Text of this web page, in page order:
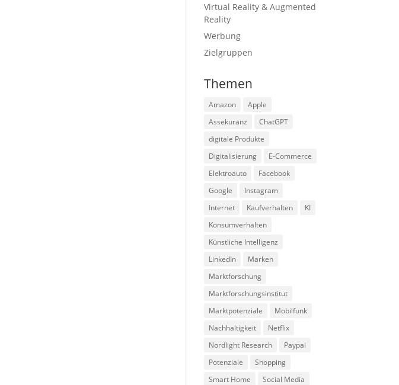
Virtual Reality & Augmented
Reality
Werbung
Zielgruppen
Themen
Amazon
Apple
Assekuranz
ChatGPT
digitale Produkte
Digitalisierung
E-Commerce
Elektroauto
Facebook
Google
Instagram
Internet
Kaufverhalten
KI
Konsumverhalten
Künstliche Intelligenz
LinkedIn
Marken
Marktforschung
Marktforschungsinstitut
Marktpotenziale
Mobilfunk
Nachhaltigkeit
Netflix
Nordlight Research
Paypal
Potenziale
Shopping
Smart Home
Social Media